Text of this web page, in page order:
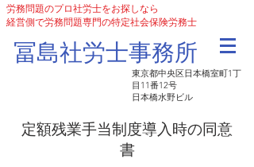
労務問題のプロ社労士をお探しなら
経営側で労務問題専門の特定社会保険労務士
​冨島社労士事務所
東京都中央区日本橋室町1丁
目11番12号
日本橋水野ビル
定額残業手当制度導入時の同意
書